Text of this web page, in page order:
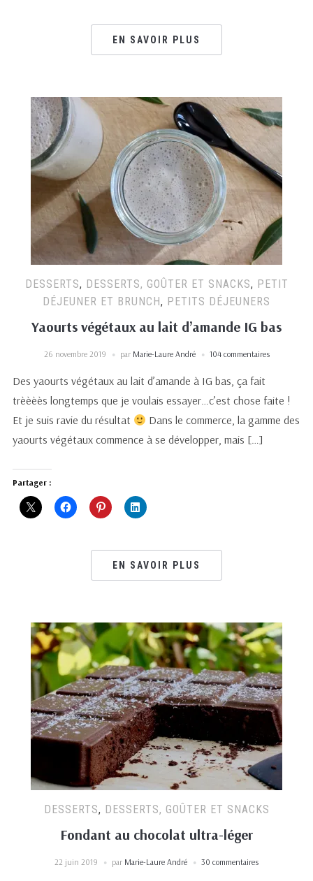
EN SAVOIR PLUS
DESSERTS, DESSERTS, GOÛTER ET SNACKS, PETIT
DÉJEUNER ET BRUNCH, PETITS DÉJEUNERS
Yaourts végétaux au lait d’amande IG bas
26 novembre 2019 par Marie-Laure André 104 commentaires
Des yaourts végétaux au lait d’amande à IG bas, ça fait
trèèèès longtemps que je voulais essayer…c’est chose faite !
Et je suis ravie du résultat
Dans le commerce, la gamme des
yaourts végétaux commence à se développer, mais […]
Partager :
EN SAVOIR PLUS
DESSERTS, DESSERTS, GOÛTER ET SNACKS
Fondant au chocolat ultra-léger
22 juin 2019 par Marie-Laure André 30 commentaires